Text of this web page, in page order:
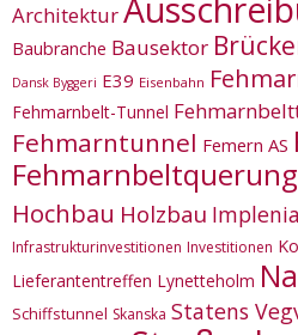
Architektur
Baubranche Bausektor
Dansk Byggeri E39 Eisenbahn
Fehmarnbelt-Tunnel
Fehmarntunnel Femern AS
Fehmarnbeltquerung
Hochbau Holzbau Implenia
Infrastrukturinvestitionen Investitionen
Lieferantentreffen Lynetteholm
Schiffstunnel Skanska Statens